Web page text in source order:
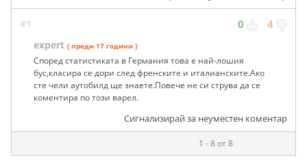
#1 0 4
expert ( преди 17 години )
Според статистиката в Германия това е най-лошия
бус,класира се дори след френските и италианските.Ако
сте чели аутобилд ще знаете.Повече не си струва да се
коментира по този варел.
Сигнализирай за неуместен коментар
1 - 8 от 8